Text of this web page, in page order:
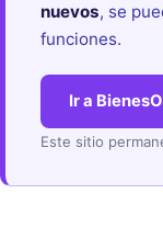
nuevos, se
funciones.
Ir a
Este sitio